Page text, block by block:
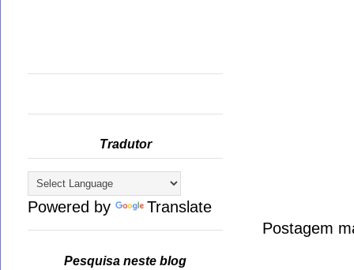
Postagem
Tradutor
Powered by Translate
Pesquisa neste blog